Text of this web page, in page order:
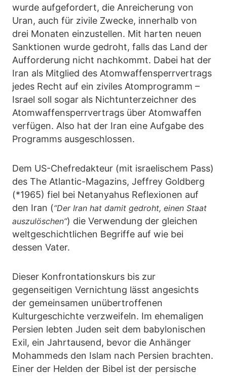
wurde aufgefordert, die Anreicherung von
Uran, auch für zivile Zwecke, innerhalb von
drei Monaten einzustellen. Mit harten neuen
Sanktionen wurde gedroht, falls das Land der
Aufforderung nicht nachkommt. Dabei hat der
Iran als Mitglied des Atomwaffensperrvertrags
jedes Recht auf ein ziviles Atomprogramm –
Israel soll sogar als Nichtunterzeichner des
Atomwaffensperrvertrags über Atomwaffen
verfügen. Also hat der Iran eine Aufgabe des
Programms ausgeschlossen.
Dem US-Chefredakteur (mit israelischem Pass)
des The Atlantic-Magazins, Jeffrey Goldberg
(*1965) fiel bei Netanyahus Reflexionen auf
den Iran (“Der Iran hat damit gedroht, einen Staat
auszulöschen”) die Verwendung der gleichen
weltgeschichtlichen Begriffe auf wie bei
dessen Vater.
Dieser Konfrontationskurs bis zur
gegenseitigen Vernichtung lässt angesichts
der gemeinsamen unübertroffenen
Kulturgeschichte verzweifeln. Im ehemaligen
Persien lebten Juden seit dem babylonischen
Exil, ein Jahrtausend, bevor die Anhänger
Mohammeds den Islam nach Persien brachten.
Einer der Helden der Bibel ist der persische